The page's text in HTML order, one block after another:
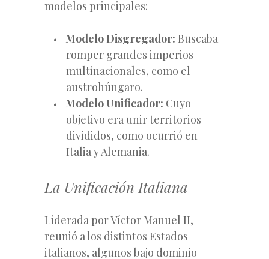
modelos principales:
Modelo Disgregador: Buscaba
romper grandes imperios
multinacionales, como el
austrohúngaro.
Modelo Unificador: Cuyo
objetivo era unir territorios
divididos, como ocurrió en
Italia y Alemania.
La Unificación Italiana
Liderada por Víctor Manuel II,
reunió a los distintos Estados
italianos, algunos bajo dominio